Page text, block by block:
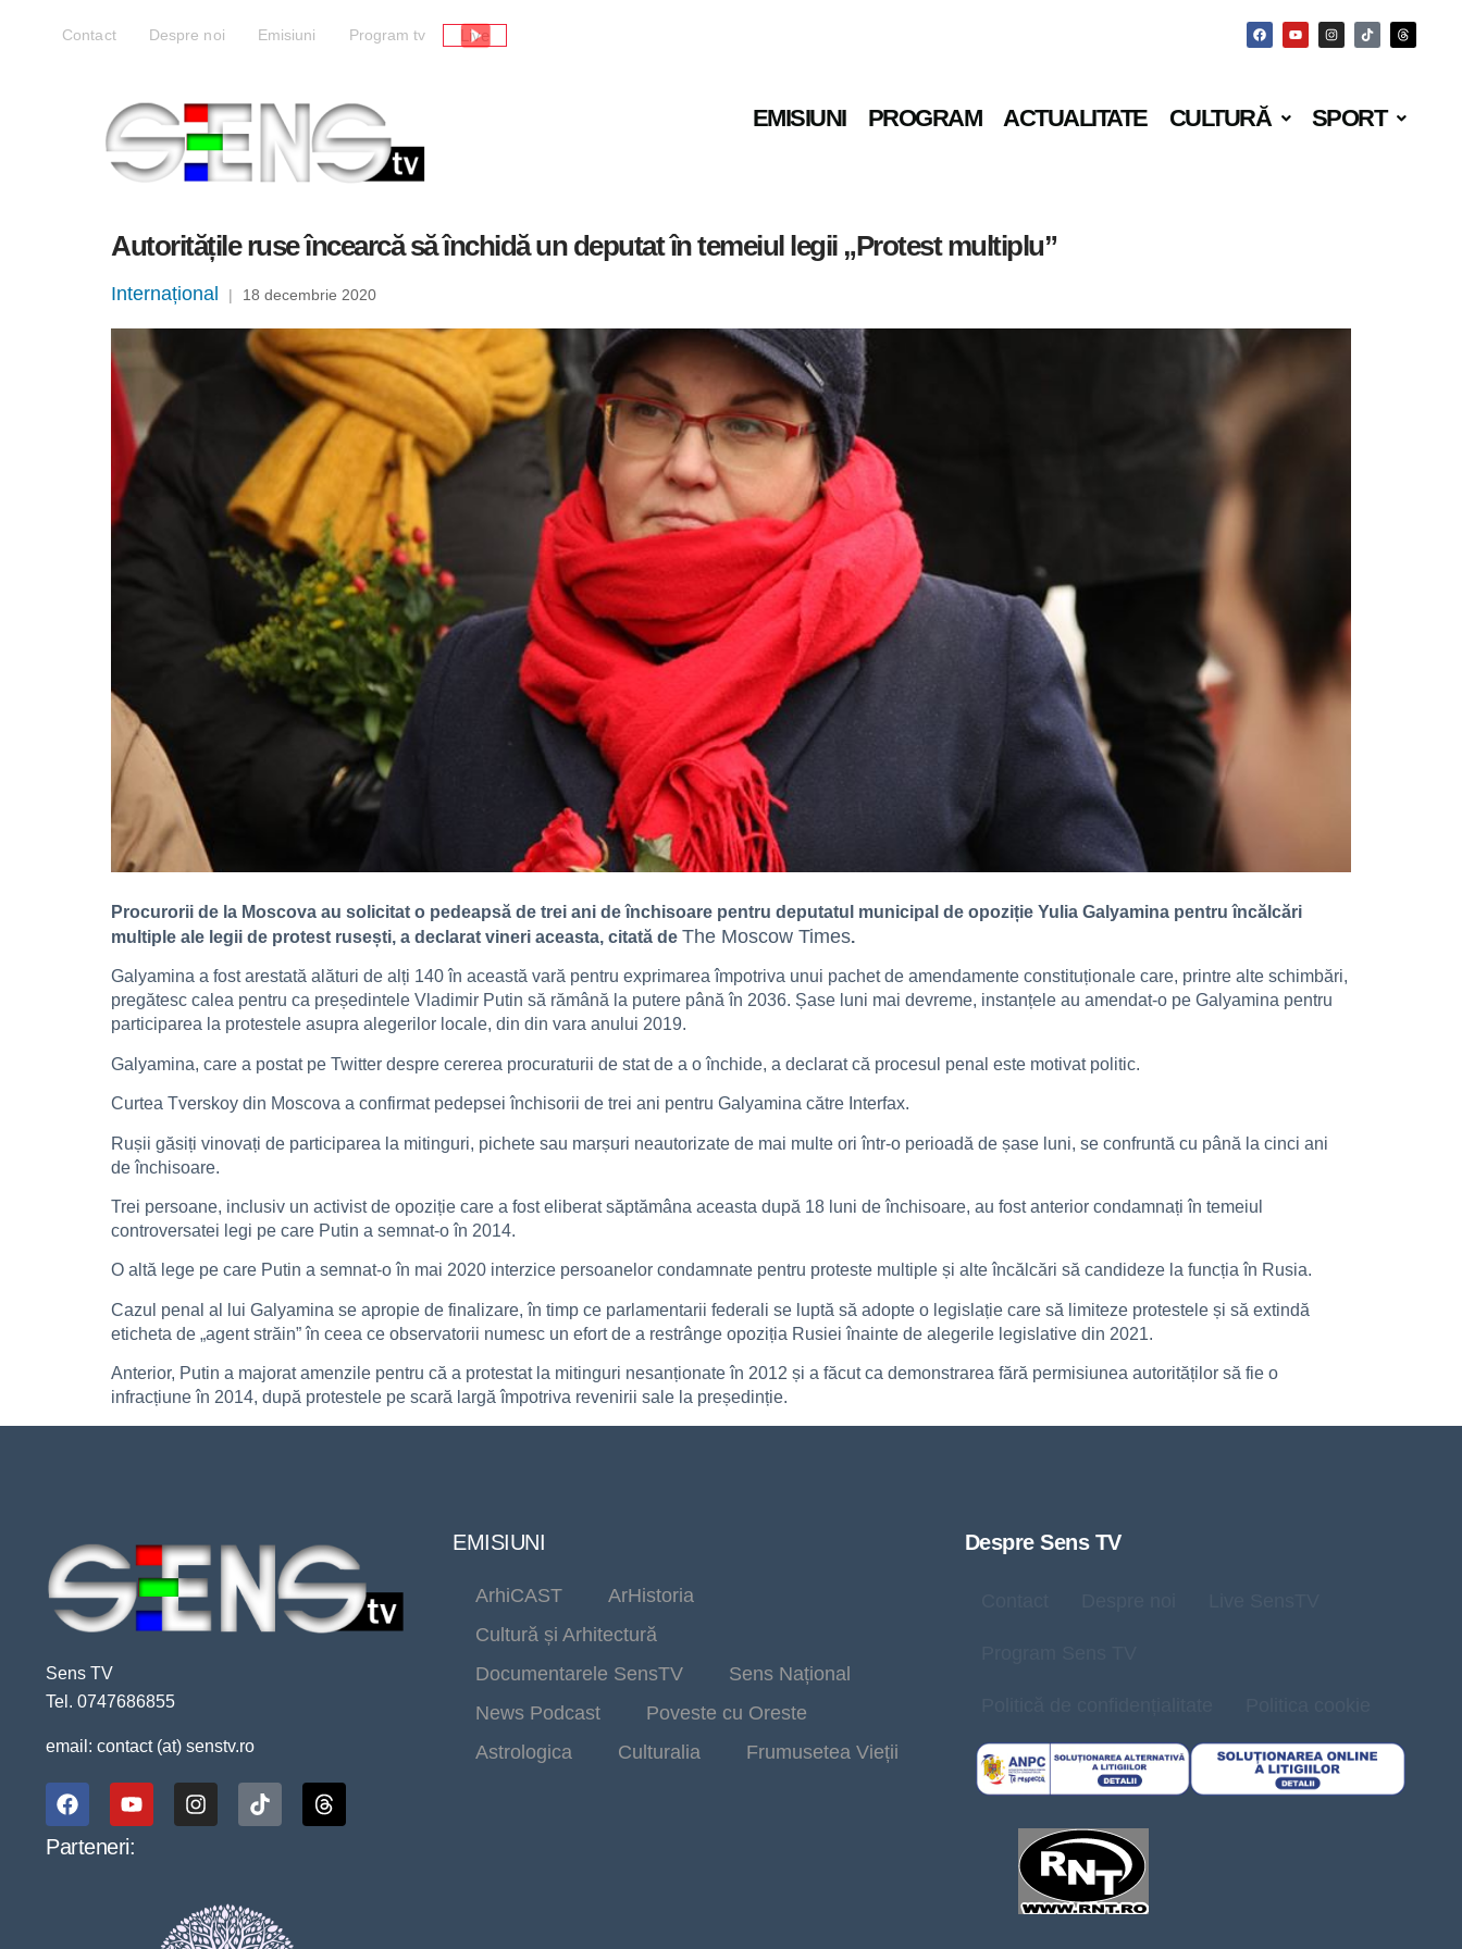
Contact Despre noi Emisiuni Program tv Live
EMISIUNI PROGRAM ACTUALITATE CULTURĂ SPORT
Autoritățile ruse încearcă să închidă un deputat în temeiul legii „Protest multiplu”
Internațional | 18 decembrie 2020
Procurorii de la Moscova au solicitat o pedeapsă de trei ani de închisoare pentru deputatul municipal de opoziție Yulia Galyamina pentru încălcări
multiple ale legii de protest rusești, a declarat vineri aceasta, citată de The Moscow Times.
Galyamina a fost arestată alături de alți 140 în această vară pentru exprimarea împotriva unui pachet de amendamente constituționale care, printre alte schimbări,
pregătesc calea pentru ca președintele Vladimir Putin să rămână la putere până în 2036. Șase luni mai devreme, instanțele au amendat-o pe Galyamina pentru
participarea la protestele asupra alegerilor locale, din din vara anului 2019.
Galyamina, care a postat pe Twitter despre cererea procuraturii de stat de a o închide, a declarat că procesul penal este motivat politic.
Curtea Tverskoy din Moscova a confirmat pedepsei închisorii de trei ani pentru Galyamina către Interfax.
Rușii găsiți vinovați de participarea la mitinguri, pichete sau marșuri neautorizate de mai multe ori într-o perioadă de șase luni, se confruntă cu până la cinci ani
de închisoare.
Trei persoane, inclusiv un activist de opoziție care a fost eliberat săptămâna aceasta după 18 luni de închisoare, au fost anterior condamnați în temeiul
controversatei legi pe care Putin a semnat-o în 2014.
O altă lege pe care Putin a semnat-o în mai 2020 interzice persoanelor condamnate pentru proteste multiple și alte încălcări să candideze la funcția în Rusia.
Cazul penal al lui Galyamina se apropie de finalizare, în timp ce parlamentarii federali se luptă să adopte o legislație care să limiteze protestele și să extindă
eticheta de „agent străin” în ceea ce observatorii numesc un efort de a restrânge opoziția Rusiei înainte de alegerile legislative din 2021.
Anterior, Putin a majorat amenzile pentru că a protestat la mitinguri nesanționate în 2012 și a făcut ca demonstrarea fără permisiunea autorităților să fie o
infracțiune în 2014, după protestele pe scară largă împotriva revenirii sale la președinție.
Sens TV
Tel. 0747686855
email: contact (at) senstv.ro
Parteneri:
EMISIUNI
ArhiCAST
ArHistoria
Cultură și Arhitectură
Documentarele SensTV
Sens Național
News Podcast
Poveste cu Oreste
Astrologica
Culturalia Frumusetea Vieții
Despre Sens TV